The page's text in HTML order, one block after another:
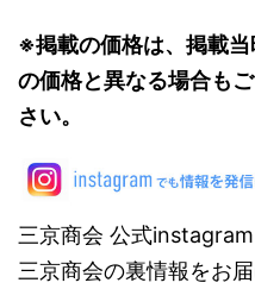
※掲載の価格は、掲載
の価格と異なる場合も
さい。
三京商会 公式
三京商会の裏情報をお